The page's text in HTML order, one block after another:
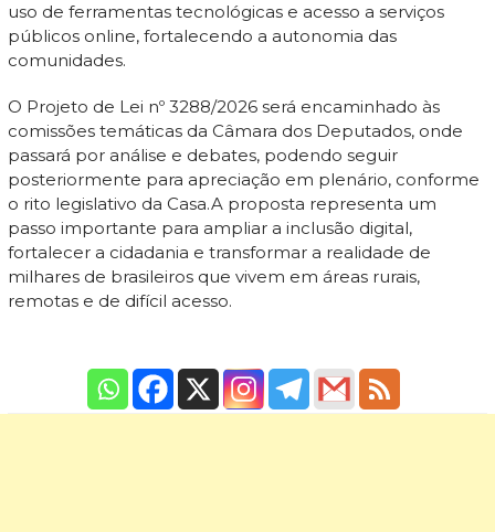
uso de ferramentas tecnológicas e acesso a serviços
públicos online, fortalecendo a autonomia das
comunidades.
O Projeto de Lei nº 3288/2026 será encaminhado às
comissões temáticas da Câmara dos Deputados, onde
passará por análise e debates, podendo seguir
posteriormente para apreciação em plenário, conforme
o rito legislativo da Casa.A proposta representa um
passo importante para ampliar a inclusão digital,
fortalecer a cidadania e transformar a realidade de
milhares de brasileiros que vivem em áreas rurais,
remotas e de difícil acesso.